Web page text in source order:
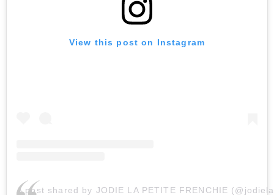
View this post on Instagram
A post shared by JODIE LA PETITE FRENCHIE